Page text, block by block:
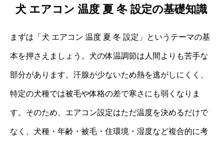
犬 エアコン 温度 夏 冬 設定の基礎知識
まずは「犬 エアコン 温度 夏 冬 設定」というテーマの基
本を押さえましょう。犬の体温調節は人間よりも苦手な
部分があります。汗腺が少ないため熱を逃がしにくく、
特定の犬種では被毛や体格の差で寒さにも弱くなりま
す。そのため、エアコン設定はただ温度を決めるだけで
なく、犬種・年齢・被毛・住環境・湿度など複合的に考